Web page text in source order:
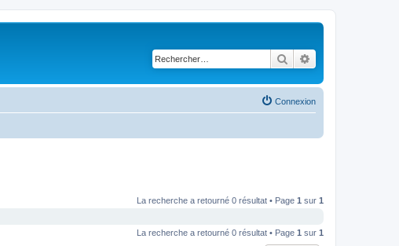
Rechercher
Connexion
La recherche a retourné 0 résultat • Page 1 sur 1
La recherche a retourné 0 résultat • Page 1 sur 1